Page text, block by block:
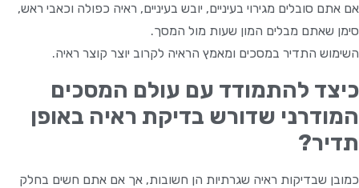
אם אתם סובלים מגירוי בעיניים, יובש בעיניים, ראיה כפולה וכאבי ראש,
סימן שאתם מבלים המון שעות מול המסך.
השימוש התדיר במסכים ומאמץ הראיה לקרוב יוצר קוצר ראיה.
כיצד להתמודד עם עולם המסכים
המודרני שדורש בדיקת ראיה באופן
תדיר?
כמובן שבדיקות ראיה שגרתיות הן חשובות, אך אם אתם חשים בחלק